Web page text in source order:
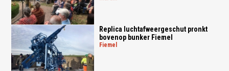
Replica luchtafweergeschut pronkt
bovenop bunker Fiemel
fiemel